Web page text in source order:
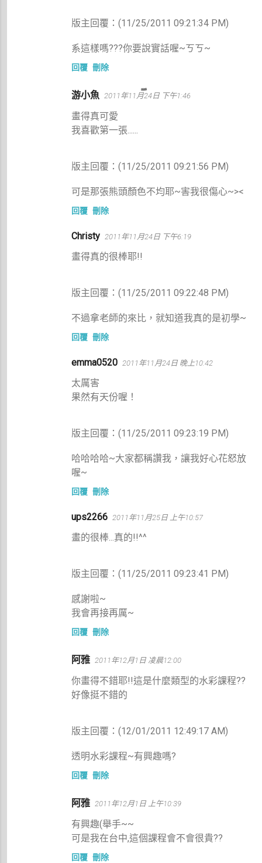
版主回覆：(11/25/2011 09:21:34 PM)
系這樣嗎???你要說實話喔~ㄎㄎ~
回覆 刪除
游小魚 2011年11月24日 下午1:46
畫得真可愛
我喜歡第一張......
版主回覆：(11/25/2011 09:21:56 PM)
可是那張熊頭顏色不均耶~害我很傷心~><
回覆 刪除
Christy 2011年11月24日 下午6:19
畫得真的很棒耶!!
版主回覆：(11/25/2011 09:22:48 PM)
不過拿老師的來比，就知道我真的是初學~
回覆 刪除
emma0520 2011年11月24日 晚上10:42
太厲害
果然有天份喔！
版主回覆：(11/25/2011 09:23:19 PM)
哈哈哈哈~大家都稱讚我，讓我好心花怒放
喔~
回覆 刪除
ups2266 2011年11月25日 上午10:57
畫的很棒...真的!!^^
版主回覆：(11/25/2011 09:23:41 PM)
感謝啦~
我會再接再厲~
回覆 刪除
阿雅 2011年12月1日 凌晨12:00
你畫得不錯耶!!這是什麼類型的水彩課程??
好像挺不錯的
版主回覆：(12/01/2011 12:49:17 AM)
透明水彩課程~有興趣嗎?
回覆 刪除
阿雅 2011年12月1日 上午10:39
有興趣(舉手~~
可是我在台中,這個課程會不會很貴??
回覆 刪除